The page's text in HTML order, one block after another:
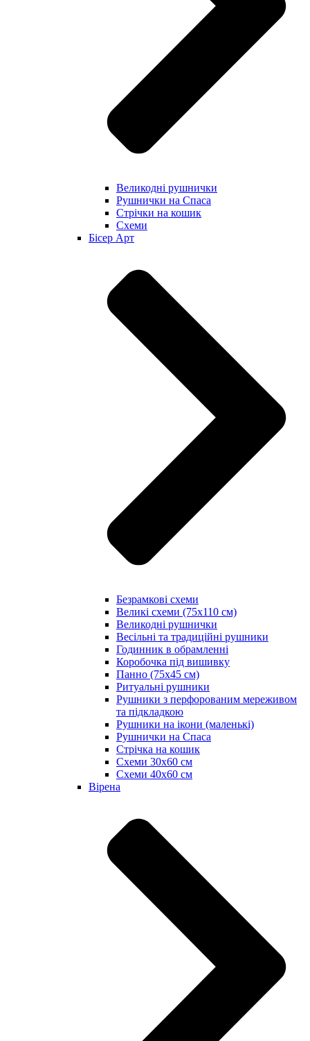
Великодні рушнички
Рушнички на Спаса
Стрічки на кошик
Схеми
Бісер Арт
Безрамкові схеми
Великі схеми (75х110 см)
Великодні рушнички
Весільні та традиційні рушники
Годинник в обрамленні
Коробочка під вишивку
Панно (75х45 см)
Ритуальні рушники
Рушники з перфорованим мереживом
та підкладкою
Рушники на ікони (маленькі)
Рушнички на Спаса
Стрічка на кошик
Схеми 30х60 см
Схеми 40х60 см
Вірена